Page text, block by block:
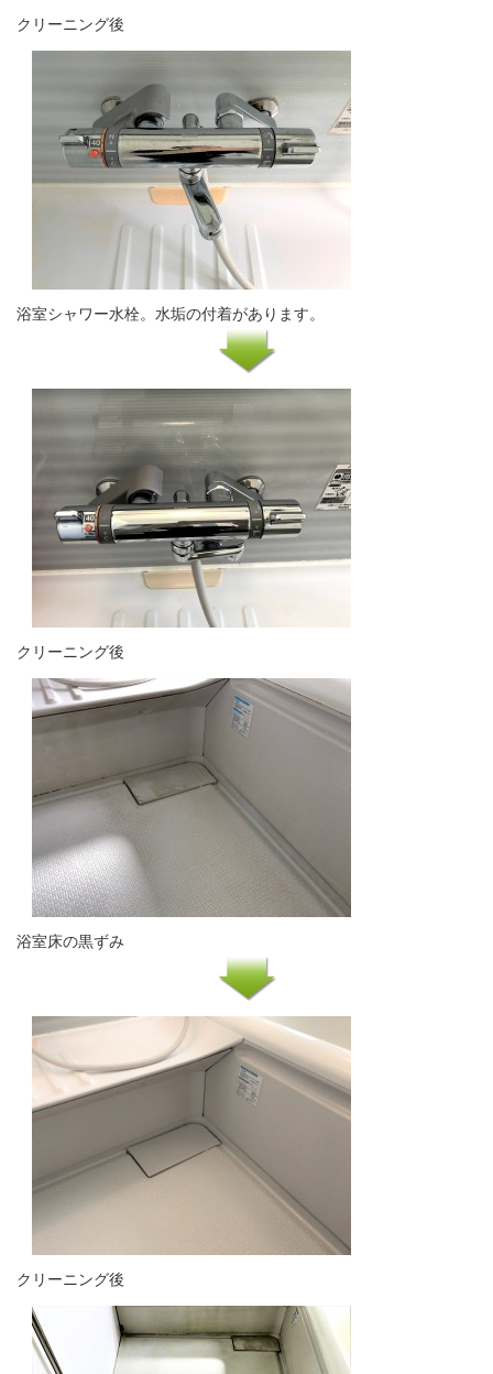
クリーニング後
浴室シャワー水栓。水垢の付着があります。
クリーニング後
浴室床の黒ずみ
クリーニング後